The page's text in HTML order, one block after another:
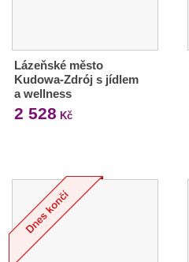
Lázeňské město
Kudowa-Zdrój s jídlem
a wellness
2 528 Kč